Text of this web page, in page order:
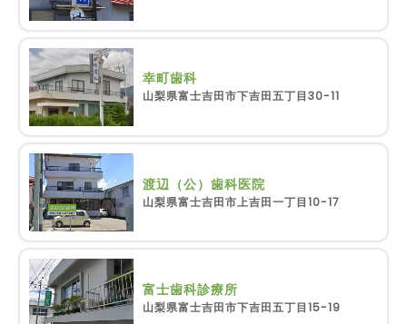
幸町歯科
山梨県富士吉田市下吉田五丁目30-11
渡辺（公）歯科医院
山梨県富士吉田市上吉田一丁目10-17
富士歯科診療所
山梨県富士吉田市下吉田五丁目15-19